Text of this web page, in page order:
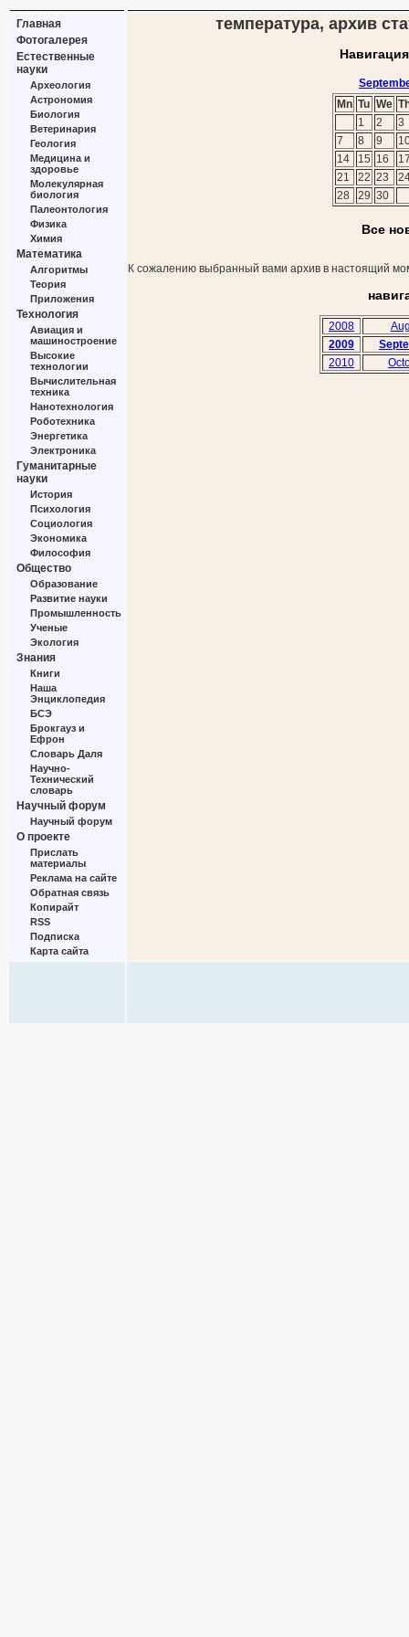
Главная
Фотогалерея
Естественные
науки
Археология
Астрономия
Биология
Ветеринария
Геология
Медицина и
здоровье
Молекулярная
биология
Палеонтология
Физика
Химия
Математика
Алгоритмы
Теория
Приложения
Технология
Авиация и
машиностроение
Высокие
технологии
Вычислительная
техника
Нанотехнология
Роботехника
Энергетика
Электроника
Гуманитарные
науки
История
Психология
Социология
Экономика
Философия
Общество
Образование
Развитие науки
Промышленность
Ученые
Экология
Знания
Книги
Наша
Энциклопедия
БСЭ
Брокгауз и
Ефрон
Словарь Даля
Научно-
Технический
словарь
Научный форум
Научный форум
О проекте
Прислать
материалы
Реклама на сайте
Обратная связь
Копирайт
RSS
Подписка
Карта сайта
температура, архив
Mn Tu We
1
2
3
7
8 9
14
15 16
21
22 23
28
29 30
Все
К сожалению выбранный вами архив в настоящий
2008
2009
2010